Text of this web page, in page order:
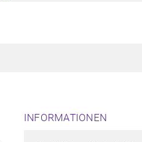
INFORMATIONEN